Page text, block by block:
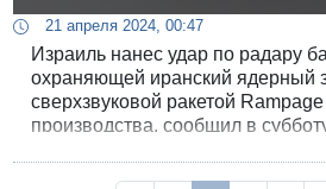
21 апреля 2024, 00:47
Израиль нанес удар по радару
охраняющей иранский ядерный
сверхзвуковой ракетой
производства, сообщил в